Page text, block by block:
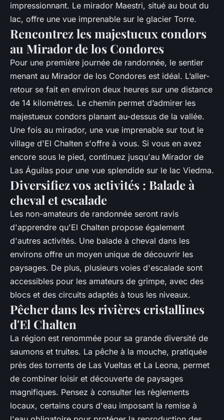
impressionnant. Le mirador Maestri, situé au bout du
lac, offre une vue imprenable sur le glacier Torre.
Rencontrez les majestueux condors
au Mirador de los Condores
Pour une première journée de randonnée, le sentier
menant au Mirador de los Condores est idéal. L’aller-
retour se fait en environ deux heures sur une distance
de 14 kilomètres. Le chemin permet d’admirer les
majestueux condors planant au-dessus de la vallée.
Une fois au mirador, une vue imprenable sur tout le
village d'El Chalten s'offre à vous. Si vous en avez
encore sous le pied, continuez jusqu'au Mirador de
Las Águilas pour une vue splendide sur le lac Viedma.
Diversifiez vos activités : Balade à
cheval et escalade
Les non-amateurs de randonnée seront ravis
d'apprendre qu'El Chalten propose également
d'autres activités. Une balade à cheval dans les
environs offre un moyen unique de découvrir les
paysages. De plus, plusieurs voies d'escalade sont
accessibles pour les amateurs de grimpe, avec des
blocs et des circuits adaptés à tous les niveaux.
Pêcher dans les rivières cristallines
d'El Chalten
La région est renommée pour sa grande diversité de
saumons et truites. La pêche à la mouche, pratiquée
près des torrents de Las Vueltas et La Leona, permet
de combiner loisir et découverte de paysages
magnifiques. Pensez à consulter les règlements
locaux, certains cours d'eau imposant la remise à